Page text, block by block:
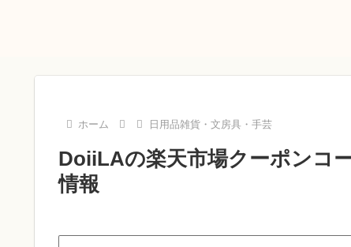
ホーム 日用品雑貨・文房具・手芸
DoiiLAの楽天市場クーポンコ
情報